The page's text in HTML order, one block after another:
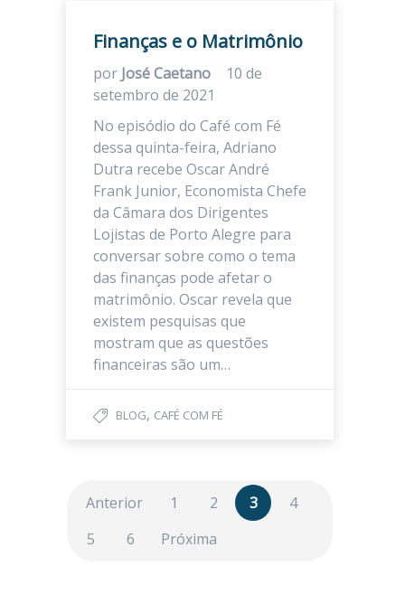
Finanças e o Matrimônio
por José Caetano
10 de
setembro de 2021
No episódio do Café com Fé
dessa quinta-feira, Adriano
Dutra recebe Oscar André
Frank Junior, Economista Chefe
da Câmara dos Dirigentes
Lojistas de Porto Alegre para
conversar sobre como o tema
das finanças pode afetar o
matrimônio. Oscar revela que
existem pesquisas que
mostram que as questões
financeiras são um…
BLOG, CAFÉ COM FÉ
Anterior 1 2 3
4
5
6 Próxima